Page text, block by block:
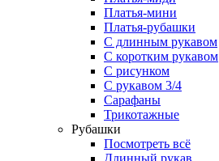
Платья-мини
Платья-рубашки
С длинным рукавом
С коротким рукавом
С рисунком
С рукавом 3/4
Сарафаны
Трикотажные
Рубашки
Посмотреть всё
Длинный рукав